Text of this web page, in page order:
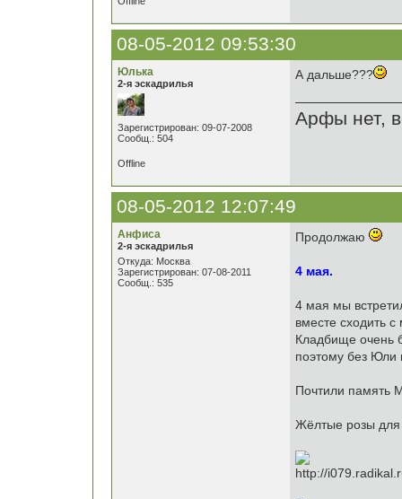
08-05-2012 09:53:30
Юлька
2-я эскадрилья
Зарегистрирован: 09-07-2008
Сообщ.: 504
А дальше???
Арфы нет,
Offline
08-05-2012 12:07:49
Анфиса
2-я эскадрилья
Откуда: Москва
Зарегистрирован: 07-08-2011
Сообщ.: 535
Продолжаю
4 мая.
4 мая мы
вместе сходить
Кладбище очень
поэтому без Юли
Почтили память
Жёлтые розы для